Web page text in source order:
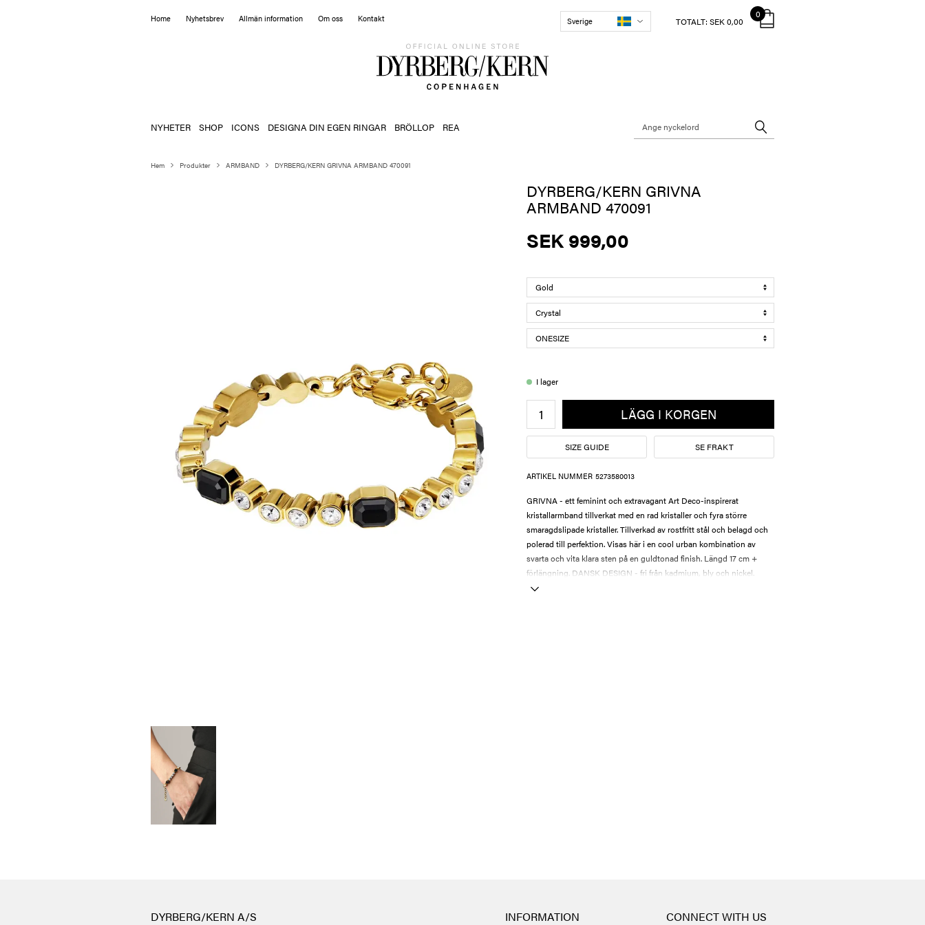
Home Nyhetsbrev Allmän information Om oss Kontakt Sverige
0
TOTALT: SEK 0,00
NYHETER SHOP ICONS DESIGNA DIN EGEN RINGAR BRÖLLOP REA
Hem Produkter ARMBAND DYRBERG/KERN GRIVNA ARMBAND 470091
DYRBERG/KERN GRIVNA
ARMBAND 470091
SEK 999,00
I lager
LÄGG I KORGEN
SIZE GUIDE SE FRAKT
ARTIKEL NUMMER 5273580013
GRIVNA - ett feminint och extravagant Art Deco-inspirerat
kristallarmband tillverkat med en rad kristaller och fyra större
smaragdslipade kristaller. Tillverkad av rostfritt stål och belagd och
polerad till perfektion. Visas här i en cool urban kombination av
svarta och vita klara sten på en guldtonad finish. Längd 17 cm +
förlängning. DANSK DESIGN - fri från kadmium, bly och nickel.
DYRBERG/KERN A/S INFORMATION CONNECT WITH US